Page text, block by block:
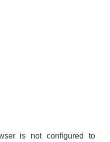
is not configured to